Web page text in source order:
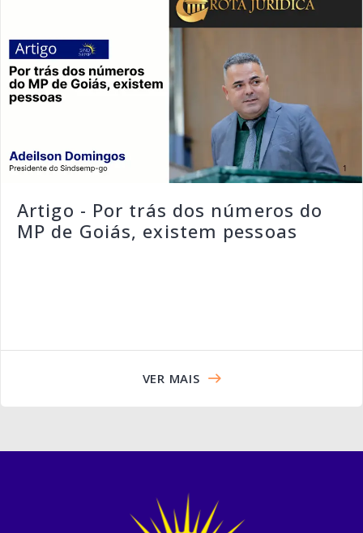
Artigo - Por trás dos números do
MP de Goiás, existem pessoas
VER MAIS